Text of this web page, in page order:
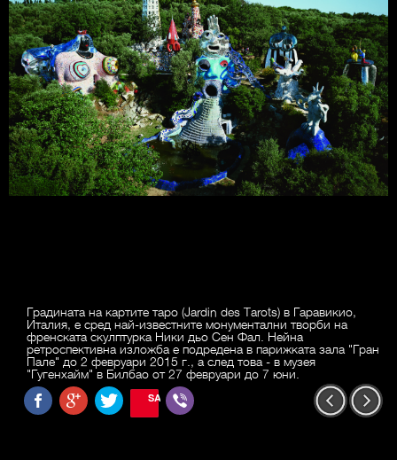
Градината на картите таро (Jardin des Tarots) в Гаравикио,
Италия, е сред най-известните монументални творби на
френската скулптурка Ники дьо Сен Фал. Нейна
ретроспективна изложба е подредена в парижката зала "Гран
Пале" до 2 февруари 2015 г., а след това - в музея
"Гугенхайм" в Билбао от 27 февруари до 7 юни.
SAVE